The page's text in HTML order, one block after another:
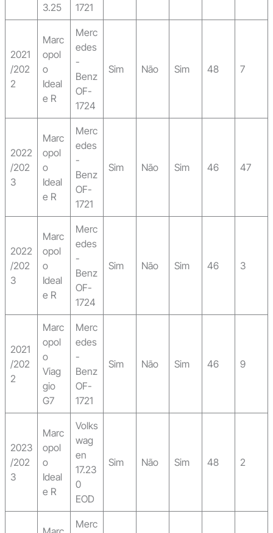
3.25
1721
2021
/202
2
Marc
opol
o
Ideal
e R
Merc
edes
-
Benz
OF-
1724
Sim Não Sim 48 7
2022
/202
3
Marc
opol
o
Ideal
e R
Merc
edes
-
Benz
OF-
1721
Sim Não Sim 46 47
2022
/202
3
Marc
opol
o
Ideal
e R
Merc
edes
-
Benz
OF-
1724
Sim Não Sim 46 3
2021
/202
2
Marc
opol
o
Viag
gio
G7
Merc
edes
-
Benz
OF-
1721
Sim Não Sim 46 9
2023
/202
3
Marc
opol
o
Ideal
e R
Volks
wag
en
17.23
0
EOD
Sim Não Sim 48 2
Merc